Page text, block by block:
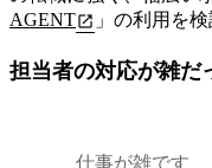
AGENT
」の利用を
担当者の対応が雑だ
仕事が雑です